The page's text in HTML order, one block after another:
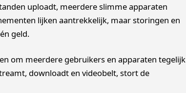
uploadt, meerdere slimme apparaten
lijken aantrekkelijk, maar storingen en
geld.
om meerdere gebruikers en apparaten tegelijk
downloadt en videobelt, stort de